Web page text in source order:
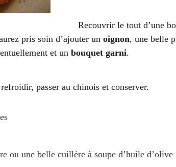
Recouvrir le tout d’une
pris soin d’ajouter un oignon, une belle
et un bouquet garni.
passer au chinois et conserver.
ou une belle cuillère à soupe d’huile d’olive